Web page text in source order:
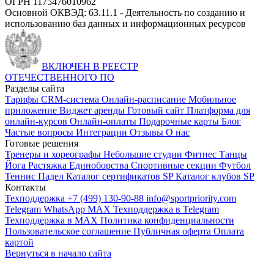
Основной ОКВЭД: 63.11.1 - Деятельность по созданию и
использованию баз данных и информационных ресурсов
ВКЛЮЧЕН В РЕЕСТР
ОТЕЧЕСТВЕННОГО ПО
Разделы сайта
Тарифы CRM-система Онлайн-расписание Мобильное
приложение Виджет аренды Готовый сайт Платформа для
онлайн-курсов Онлайн-оплаты Подарочные карты Блог
Частые вопросы Интеграции Отзывы О нас
Готовые решения
Тренеры и хореографы Небольшие студии Фитнес Танцы
Йога Растяжка Единоборства Спортивные секции Футбол
Теннис Падел Каталог сертификатов SPКаталог клубов SP
Контакты
Техподдержка +7 (499) 130-90-88 info@sportpriority.com
Telegram WhatsApp MAX Техподдержка в Telegram
Техподдержка в MAX Политика конфиденциальности
Пользовательское соглашение Публичная оферта Оплата
картой
Вернуться в начало сайта